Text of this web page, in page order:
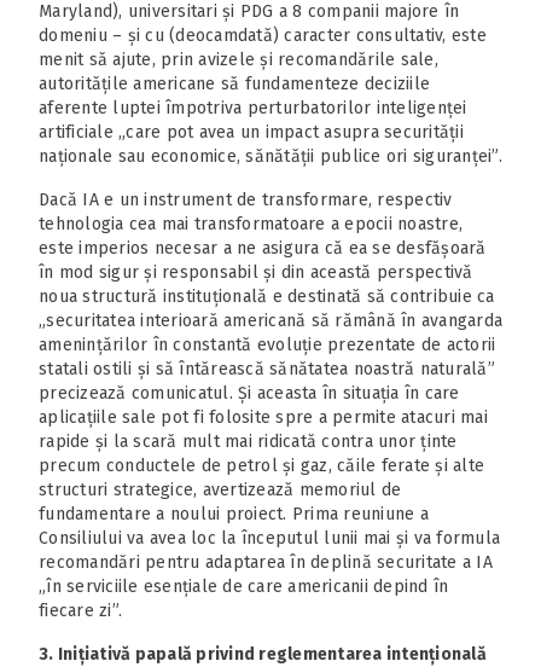
Maryland), universitari și PDG a 8 companii majore în
domeniu – și cu (deocamdată) caracter consultativ, este
menit să ajute, prin avizele și recomandările sale,
autoritățile americane să fundamenteze deciziile
aferente luptei împotriva perturbatorilor inteligenței
artificiale „care pot avea un impact asupra securității
naționale sau economice, sănătății publice ori siguranței”.
Dacă IA e un instrument de transformare, respectiv
tehnologia cea mai transformatoare a epocii noastre,
este imperios necesar a ne asigura că ea se desfășoară
în mod sigur și responsabil și din această perspectivă
noua structură instituțională e destinată să contribuie ca
„securitatea interioară americană să rămână în avangarda
amenințărilor în constantă evoluție prezentate de actorii
statali ostili și să întărească sănătatea noastră naturală”
precizează comunicatul. Și aceasta în situația în care
aplicațiile sale pot fi folosite spre a permite atacuri mai
rapide și la scară mult mai ridicată contra unor ținte
precum conductele de petrol și gaz, căile ferate și alte
structuri strategice, avertizează memoriul de
fundamentare a noului proiect. Prima reuniune a
Consiliului va avea loc la începutul lunii mai și va formula
recomandări pentru adaptarea în deplină securitate a IA
„în serviciile esențiale de care americanii depind în
fiecare zi”.
3. Inițiativă papală privind reglementarea intențională